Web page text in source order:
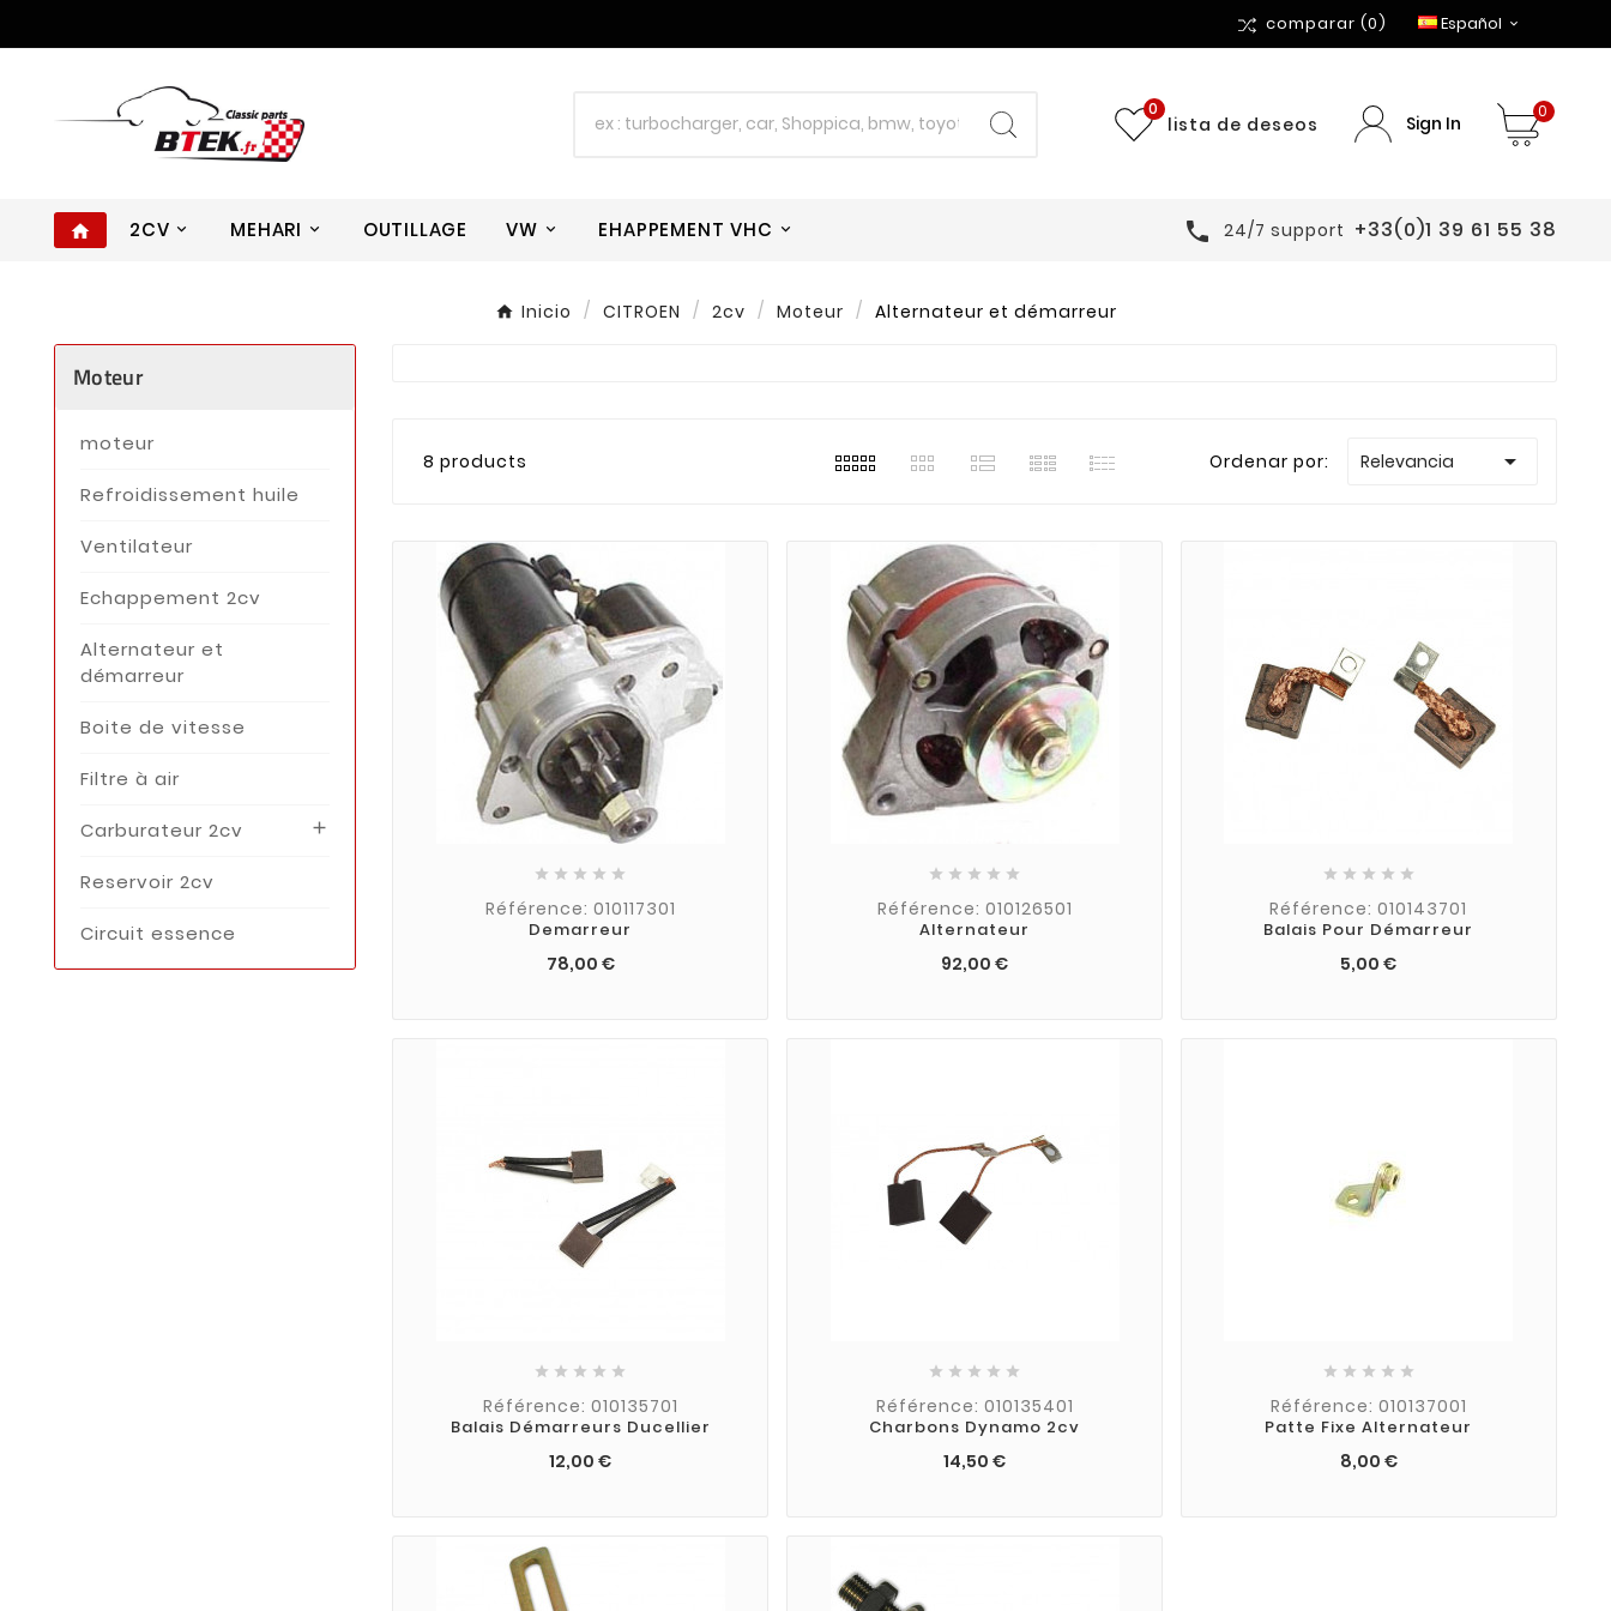
comparar (0) Español 
lista de deseos
0
Sign In
0
home 2CV MEHARI OUTILLAGE VW EHAPPEMENT VHC  24/7 support +33(0)1 39 61 55 38
Inicio CITROEN 2cv Moteur Alternateur et démarreur
Moteur
moteur
Refroidissement huile
Ventilateur
Echappement 2cv
Alternateur et
démarreur
Boite de vitesse
Filtre à air
Carburateur 2cv 
Reservoir 2cv
Circuit essence
8 products Ordenar por: Relevancia 
    
Référence: 010117301
Demarreur
78,00 €
    
Référence: 010126501
Alternateur
92,00 €
    
Référence: 010143701
Balais Pour Démarreur
5,00 €
    
Référence: 010135701
Balais Démarreurs Ducellier
12,00 €
    
Référence: 010135401
Charbons Dynamo 2cv
14,50 €
    
Référence: 010137001
Patte Fixe Alternateur
8,00 €